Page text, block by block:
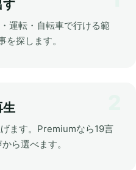
す
運転・自転車で行ける範
探します。
生
ます。Premiumなら19言
ら選べます。